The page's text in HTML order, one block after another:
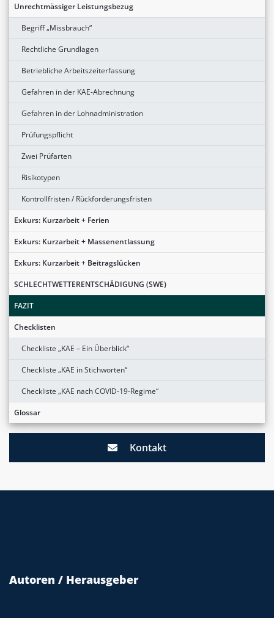
Unrechtmässiger Leistungsbezug
Begriff „Missbrauch“
Rechtliche Grundlagen
Betriebliche Arbeitszeiterfassung
Gefahren in der KAE-Abrechnung
Gefahren in der Lohnadministration
Prüfungspflicht
Zwei Prüfarten
Risikotypen
Kontrollfristen / Rückforderungsfristen
Exkurs: Kurzarbeit + Ferien
Exkurs: Kurzarbeit + Massenentlassung
Exkurs: Kurzarbeit + Beitragslücken
SCHLECHTWETTERENTSCHÄDIGUNG (SWE)
FAZIT
Checklisten
Checkliste „KAE – Ein Überblick“
Checkliste „KAE in Stichworten“
Checkliste „KAE nach COVID-19-Regime“
Glossar
Kontakt
Autoren / Herausgeber